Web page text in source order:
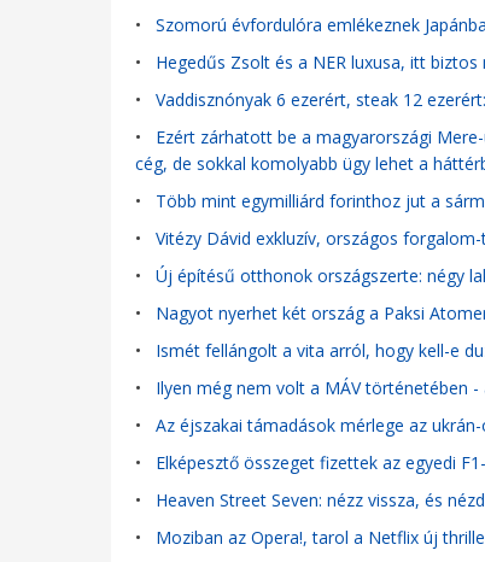
• Szomorú évfordulóra emlékeznek
• Hegedűs Zsolt és a NER luxusa, itt
• Vaddisznónyak 6 ezerért, steak 12
• Ezért zárhatott be a magyarországi
cég, de sokkal komolyabb ügy lehet a
• Több mint egymilliárd forinthoz jut a
• Vitézy Dávid exkluzív, országos
• Új építésű otthonok országszerte: négy
• Nagyot nyerhet két ország a Paksi
• Ismét fellángolt a vita arról, hogy kell-e
• Ilyen még nem volt a MÁV történetében
• Az éjszakai támadások mérlege az
• Elképesztő összeget fizettek az egyedi
• Heaven Street Seven: nézz vissza, és
• Moziban az Opera!, tarol a Netflix új